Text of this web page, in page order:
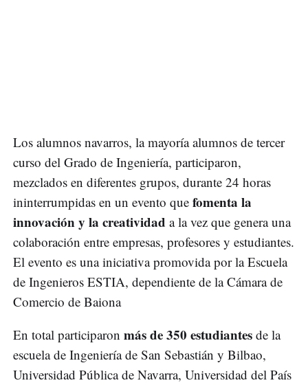
Los alumnos navarros, la mayoría alumnos de tercer
curso del Grado de Ingeniería, participaron,
mezclados en diferentes grupos, durante 24 horas
ininterrumpidas en un evento que fomenta la
innovación y la creatividad a la vez que genera una
colaboración entre empresas, profesores y estudiantes.
El evento es una iniciativa promovida por la Escuela
de Ingenieros ESTIA, dependiente de la Cámara de
Comercio de Baiona
En total participaron más de 350 estudiantes de la
escuela de Ingeniería de San Sebastián y Bilbao,
Universidad Pública de Navarra, Universidad del País